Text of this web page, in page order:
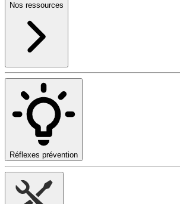
Nos ressources
Réflexes prévention